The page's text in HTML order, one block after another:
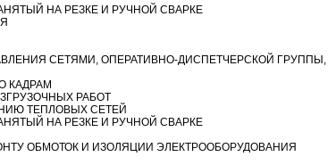
НА РЕЗКЕ И РУЧНОЙ СВАРКЕ
СЕТЯМИ, ОПЕРАТИВНО-ДИСПЕТЧЕРСКОЙ ГРУППЫ,
КАДРАМ
РАБОТ
ТЕПЛОВЫХ СЕТЕЙ
НА РЕЗКЕ И РУЧНОЙ СВАРКЕ
ОБМОТОК И ИЗОЛЯЦИИ ЭЛЕКТРООБОРУДОВАНИЯ